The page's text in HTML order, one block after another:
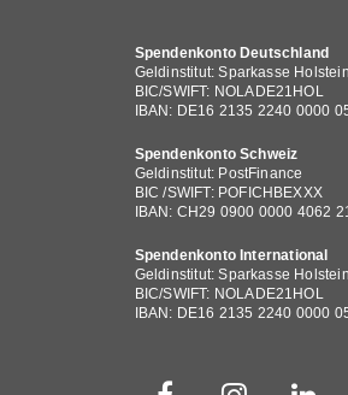
Spendenkonto Deutschland
Geldinstitut: Sparkasse Holstein
BIC/SWIFT: NOLADE21HOL
IBAN: DE16 2135 2240 0000
Spendenkonto Schweiz
Geldinstitut: PostFinance
BIC /SWIFT: POFICHBEXXX
IBAN: CH29 0900 0000 4062
Spendenkonto International
Geldinstitut: Sparkasse Holstein
BIC/SWIFT: NOLADE21HOL
IBAN: DE16 2135 2240 0000